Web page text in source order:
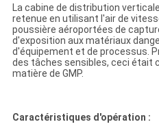
La cabine de distribution
retenue en utilisant l'air de
poussière aéroportées de
d'exposition aux matériaux
d'équipement et de processus.
des tâches sensibles, ceci était
matière de GMP.
Caractéristiques d'opération :